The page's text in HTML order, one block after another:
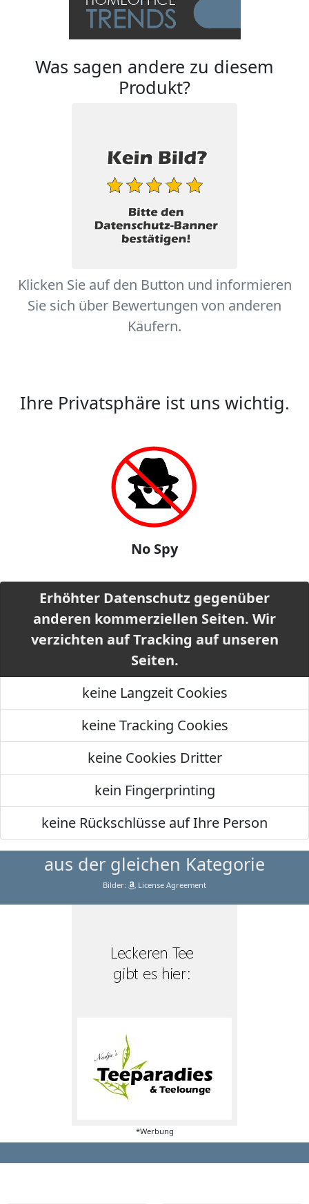
Was sagen andere zu diesem
Produkt?
Klicken Sie auf den Button und informieren
Sie sich über Bewertungen von anderen
Käufern.
Ihre Privatsphäre ist uns wichtig.
No Spy
Erhöhter Datenschutz gegenüber
anderen kommerziellen Seiten. Wir
verzichten auf Tracking auf unseren
Seiten.
keine Langzeit Cookies
keine Tracking Cookies
keine Cookies Dritter
kein Fingerprinting
keine Rückschlüsse auf Ihre Person
aus der gleichen Kategorie
Bilder: License Agreement
*Werbung